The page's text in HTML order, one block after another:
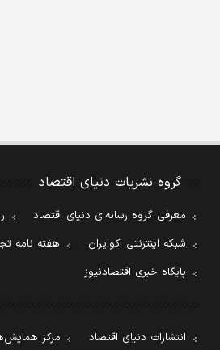
گروه نشریات دنیای اقتصاد
معرفی گروه رسانه‌ای دنیای اقتصاد
شبکه اینترنتی اکوایران
هفته نامه
پایگاه خبری اقتصادنیوز
انتشارات دنیای اقتصاد
مرکز